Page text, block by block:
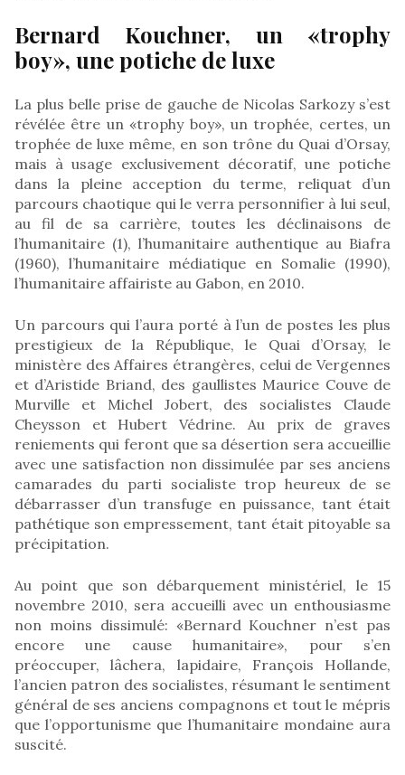
Bernard Kouchner, un «trophy
boy», une potiche de luxe
La plus belle prise de gauche de Nicolas Sarkozy s’est
révélée être un «trophy boy», un trophée, certes, un
trophée de luxe même, en son trône du Quai d’Orsay,
mais à usage exclusivement décoratif, une potiche
dans la pleine acception du terme, reliquat d’un
parcours chaotique qui le verra personnifier à lui seul,
au fil de sa carrière, toutes les déclinaisons de
l’humanitaire (1), l’humanitaire authentique au Biafra
(1960), l’humanitaire médiatique en Somalie (1990),
l’humanitaire affairiste au Gabon, en 2010.
Un parcours qui l’aura porté à l’un de postes les plus
prestigieux de la République, le Quai d’Orsay, le
ministère des Affaires étrangères, celui de Vergennes
et d’Aristide Briand, des gaullistes Maurice Couve de
Murville et Michel Jobert, des socialistes Claude
Cheysson et Hubert Védrine. Au prix de graves
reniements qui feront que sa désertion sera accueillie
avec une satisfaction non dissimulée par ses anciens
camarades du parti socialiste trop heureux de se
débarrasser d’un transfuge en puissance, tant était
pathétique son empressement, tant était pitoyable sa
précipitation.
Au point que son débarquement ministériel, le 15
novembre 2010, sera accueilli avec un enthousiasme
non moins dissimulé: «Bernard Kouchner n’est pas
encore une cause humanitaire», pour s’en
préoccuper, lâchera, lapidaire, François Hollande,
l’ancien patron des socialistes, résumant le sentiment
général de ses anciens compagnons et tout le mépris
que l’opportunisme que l’humanitaire mondaine aura
suscité.